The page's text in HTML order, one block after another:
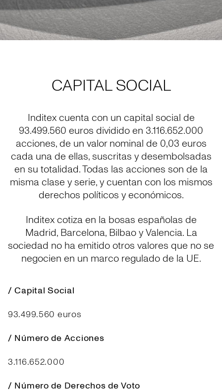
CAPITAL SOCIAL
Inditex cuenta con un capital social de
93.499.560 euros dividido en 3.116.652.000
acciones, de un valor nominal de 0,03 euros
cada una de ellas, suscritas y desembolsadas
en su totalidad. Todas las acciones son de la
misma clase y serie, y cuentan con los mismos
derechos políticos y económicos.
Inditex cotiza en la bosas españolas de
Madrid, Barcelona, Bilbao y Valencia. La
sociedad no ha emitido otros valores que no se
negocien en un marco regulado de la UE.
/ Capital Social
93.499.560 euros
/ Número de Acciones
3.116.652.000
/ Número de Derechos de Voto